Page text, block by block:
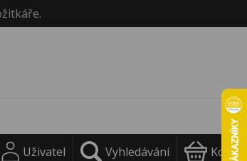
Uživatel Vyhledávání Košík